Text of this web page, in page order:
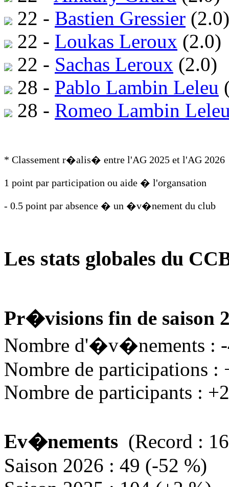
22 - Bastien Gressier (2.0)
22 - Loukas Leroux (2.0)
22 - Sachas Leroux (2.0)
28 - Pablo Lambin Leleu
28 - Romeo Lambin
* Classement r�alis� entre l'AG 2025 et l'AG 2026
1 point par participation ou aide � l'organsation
- 0.5 point par absence � un �v�nement du club
Les stats globales du
Pr�visions fin de saison
Nombre d'�v�nements :
Nombre de participations :
Nombre de participants :
Ev�nements (Record :
Saison 2026 : 49 (-52 %)